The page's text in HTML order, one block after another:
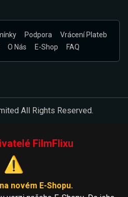
Podpora
Vrácení Plateb
O Nás E-Shop FAQ
All Rights Reserved.
FilmFlixu
⚠️
novém E-Shopu.